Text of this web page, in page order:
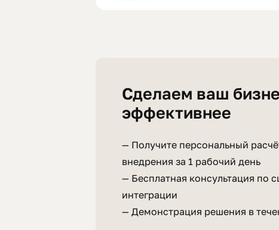
Сделаем ваш
эффективнее
— Получите персональный
внедрения за 1 рабочий день
— Бесплатная консультация по
интеграции
— Демонстрация решения в